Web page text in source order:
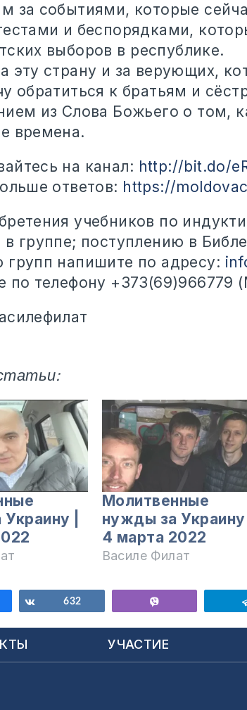
за событиями, которые
и беспорядками,
выборов в республике.
эту страну и за верующих,
обратиться к братьям и
из Слова Божьего о том,
времена.
на канал: http://bit.do/
ответов: https://
учебников по
в группе; поступлению в
групп напишите по адресу:
по телефону +373(69)966779
|
Молитвенные
нужды за Украину |
4 марта 2022
Василе Филат
Поделиться
632
УЧАСТИЕ